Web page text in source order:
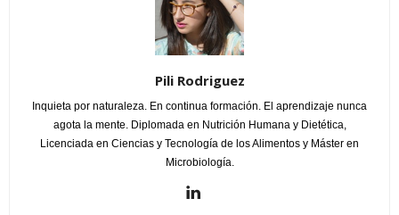
Pili Rodriguez
Inquieta por naturaleza. En continua formación. El aprendizaje nunca
agota la mente. Diplomada en Nutrición Humana y Dietética,
Licenciada en Ciencias y Tecnología de los Alimentos y Máster en
Microbiología.